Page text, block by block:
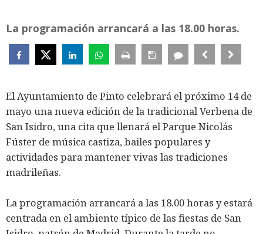
La programación arrancará a las 18.00 horas.
El Ayuntamiento de Pinto celebrará el próximo 14 de
mayo una nueva edición de la tradicional Verbena de
San Isidro, una cita que llenará el Parque Nicolás
Fúster de música castiza, bailes populares y
actividades para mantener vivas las tradiciones
madrileñas.
La programación arrancará a las 18.00 horas y estará
centrada en el ambiente típico de las fiestas de San